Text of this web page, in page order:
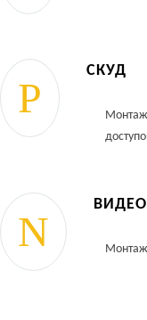
СКУД
Монтаж